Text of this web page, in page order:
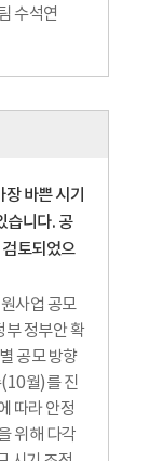
수석연
바쁜 시기
습니다. 공
토되었으
사업 공모
부 정부안 확
공모 방향
월)를 진
따라 안정
위해 다각